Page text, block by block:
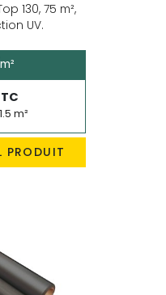
130, 75 m²,
UV.
m²
PRODUIT